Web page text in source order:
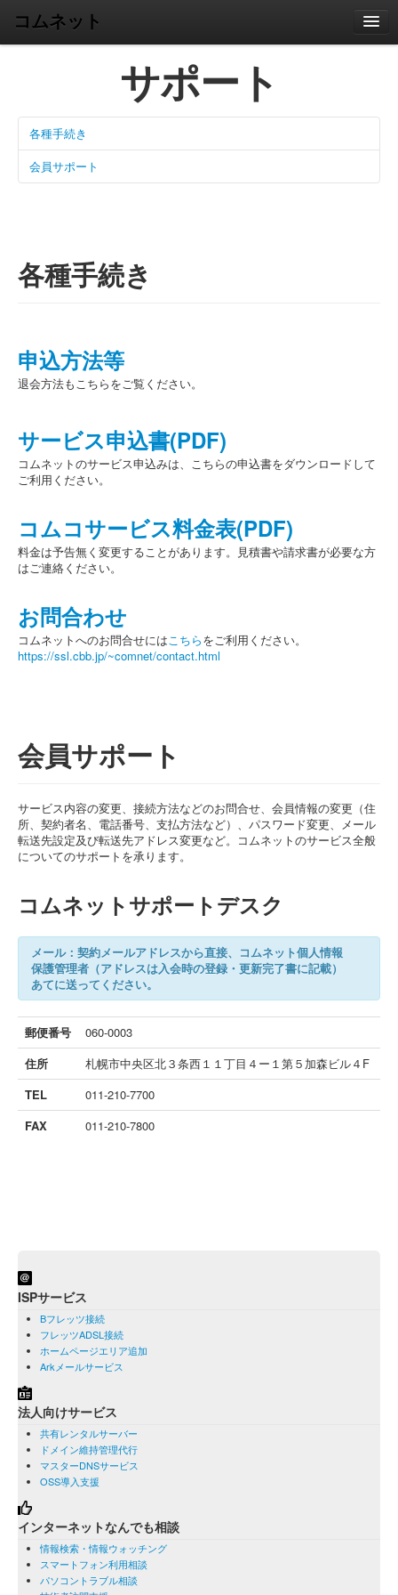
コムネット
サポート
コンタクト
ブログ
サポート
各種手続き
会員サポート
各種手続き
申込方法等
退会方法もこちらをご覧ください。
サービス申込書(PDF)
コムネットのサービス申込みは、こちらの申込書をダウンロードして
ご利用ください。
コムコサービス料金表(PDF)
料金は予告無く変更することがあります。見積書や請求書が必要な方
はご連絡ください。
お問合わせ
コムネットへのお問合せにはこちらをご利用ください。
https://ssl.cbb.jp/~comnet/contact.html
会員サポート
サービス内容の変更、接続方法などのお問合せ、会員情報の変更（住
所、契約者名、電話番号、支払方法など）、パスワード変更、メール
転送先設定及び転送先アドレス変更など。コムネットのサービス全般
についてのサポートを承ります。
コムネットサポートデスク
メール：契約メールアドレスから直接、コムネット個人情報
保護管理者（アドレスは入会時の登録・更新完了書に記載）
あてに送ってください。
郵便番号
060-0003
住所
札幌市中央区北３条西１１丁目４ー１第５加森ビル４F
TEL
011-210-7700
FAX
011-210-7800
ISPサービス
Bフレッツ接続
フレッツADSL接続
ホームページエリア追加
Arkメールサービス
法人向けサービス
共有レンタルサーバー
ドメイン維持管理代行
マスターDNSサービス
OSS導入支援
インターネットなんでも相談
情報検索・情報ウォッチング
スマートフォン利用相談
パソコントラブル相談